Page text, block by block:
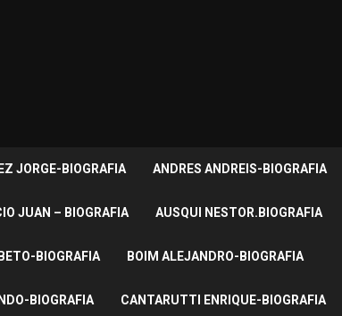
JORGE-BIOGRAFIA ANDRES ANDREIS-BIOGRAFIA
JUAN – BIOGRAFIA AUSQUI NESTOR.BIOGRAFIA
BIOGRAFIA BOIM ALEJANDRO-BIOGRAFIA
BIOGRAFIA CANTARUTTI ENRIQUE-BIOGRAFIA